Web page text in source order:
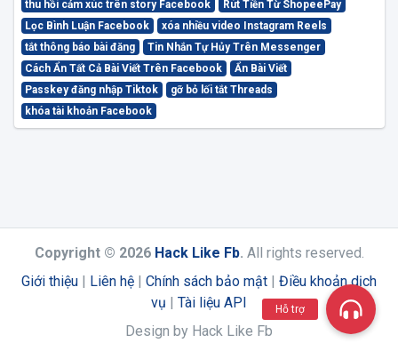
thu hồi cảm xúc trên story Facebook
Rút Tiền Từ ShopeePay
Lọc Bình Luận Facebook
xóa nhiều video Instagram Reels
tắt thông báo bài đăng
Tin Nhắn Tự Hủy Trên Messenger
Cách Ẩn Tất Cả Bài Viết Trên Facebook
Ẩn Bài Viết
Passkey đăng nhập Tiktok
gỡ bỏ lối tắt Threads
khóa tài khoản Facebook
Copyright © 2026 Hack Like Fb. All rights reserved.
Giới thiệu | Liên hệ | Chính sách bảo mật | Điều khoản dịch
vụ | Tài liệu API
Design by Hack Like Fb
Hỗ trợ